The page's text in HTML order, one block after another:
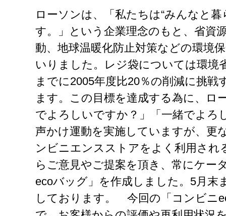
ローソンは、「私たちは“みんなと
す。」という企業理念のもと、省資
動、地球温暖化防止対策などの環境
いりました。レジ袋については環境
までに2005年度比20％の削減に挑戦
ます。この目標を達成する為に、ロ
でよろしいですか？」「一緒でよろ
声かけ運動を実施していますが、更
ンビニエンスストアをよく利用され
らご意見やご提案を頂き、常にケー
ecoバッグ」を作成しました。5月末
しております。 今回の「コンビニ